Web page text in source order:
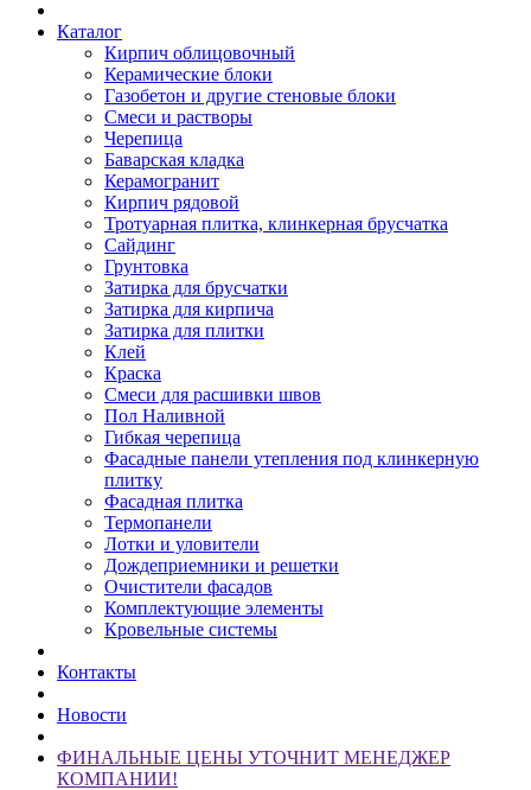
Каталог
Кирпич облицовочный
Керамические блоки
Газобетон и другие стеновые блоки
Смеси и растворы
Черепица
Баварская кладка
Керамогранит
Кирпич рядовой
Тротуарная плитка, клинкерная брусчатка
Сайдинг
Грунтовка
Затирка для брусчатки
Затирка для кирпича
Затирка для плитки
Клей
Краска
Смеси для расшивки швов
Пол Наливной
Гибкая черепица
Фасадные панели утепления под клинкерную
плитку
Фасадная плитка
Термопанели
Лотки и уловители
Дождеприемники и решетки
Очистители фасадов
Комплектующие элементы
Кровельные системы
Контакты
Новости
ФИНАЛЬНЫЕ ЦЕНЫ УТОЧНИТ МЕНЕДЖЕР
КОМПАНИИ!